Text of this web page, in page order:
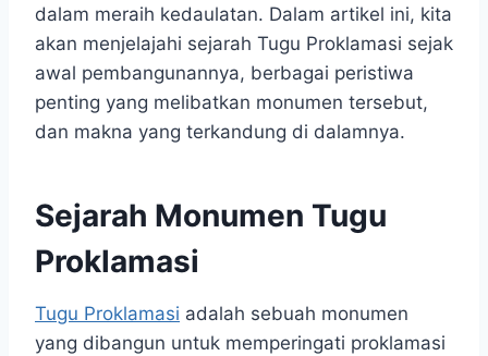
dalam meraih kedaulatan. Dalam artikel ini, kita
akan menjelajahi sejarah Tugu Proklamasi sejak
awal pembangunannya, berbagai peristiwa
penting yang melibatkan monumen tersebut,
dan makna yang terkandung di dalamnya.
Sejarah Monumen Tugu
Proklamasi
Tugu Proklamasi adalah sebuah monumen
yang dibangun untuk memperingati proklamasi